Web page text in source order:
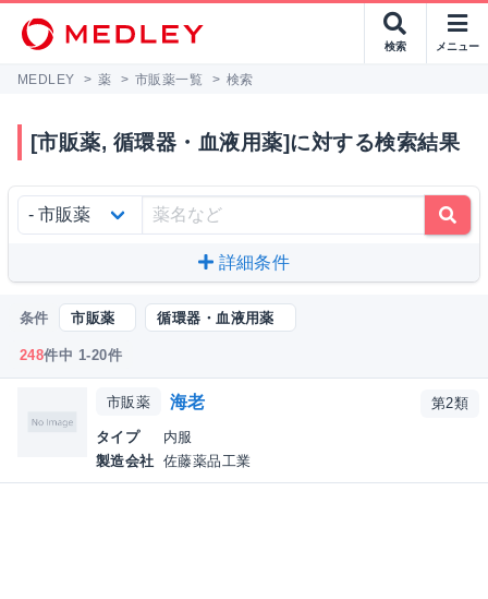
検索 メニュー
MEDLEY > 薬 > 市販薬一覧 > 検索
[市販薬, 循環器・血液用薬]に対する検索結果
詳細条件
条件 市販薬 循環器・血液用薬
248件中 1-20件
市販薬 海老
タイプ
内服
製造会社 佐藤薬品工業
第2類